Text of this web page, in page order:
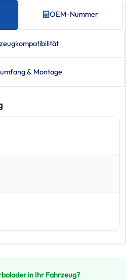
OEM-Nummer
& Montage
in Ihr Fahrzeug?